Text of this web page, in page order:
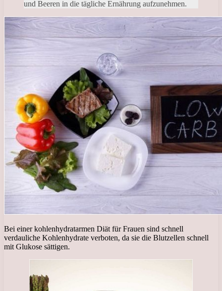
und Beeren in die tägliche Ernährung aufzunehmen.
Bei einer kohlenhydratarmen Diät für Frauen sind schnell
verdauliche Kohlenhydrate verboten, da sie die Blutzellen schnell
mit Glukose sättigen.